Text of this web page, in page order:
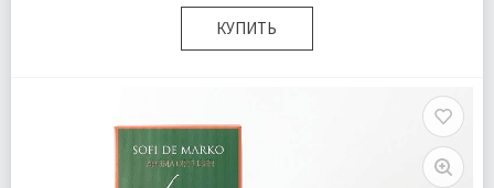
КУПИТЬ
Флакон 1 шт Палочки 6 шт
Подробнее